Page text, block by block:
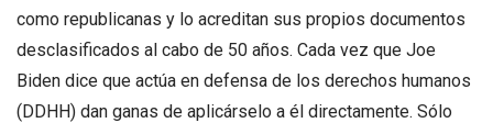
como republicanas y lo acreditan sus propios documentos
desclasificados al cabo de 50 años. Cada vez que Joe
Biden dice que actúa en defensa de los derechos humanos
(DDHH) dan ganas de aplicárselo a él directamente. Sólo